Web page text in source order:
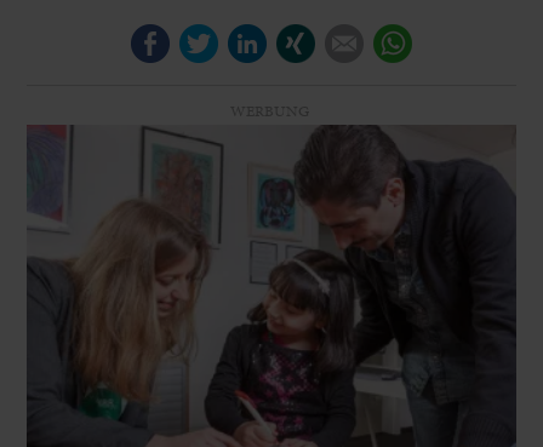
FacebookTwitterLinkedIn E-mail